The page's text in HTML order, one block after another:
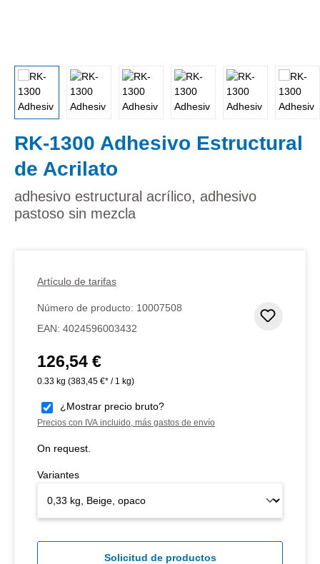
RK-1300 Adhesivo Estructural
de Acrilato
adhesivo estructural acrílico, adhesivo
pastoso sin mezcla
Artículo de tarifas
Número de producto: 10007508
EAN: 4024596003432
Precio normal:
126,54 €
0.33 kg (383,45 €* / 1 kg)
¿Mostrar precio bruto?
Precios con IVA incluido, más gastos de envío
On request.
Variantes
Solicitud de productos